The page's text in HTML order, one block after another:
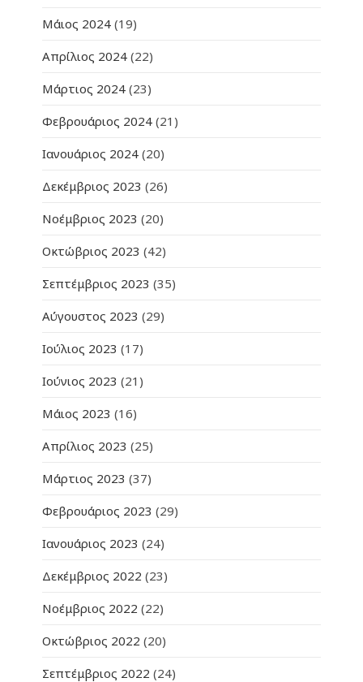
Μάιος 2024 (19)
Απρίλιος 2024 (22)
Μάρτιος 2024 (23)
Φεβρουάριος 2024 (21)
Ιανουάριος 2024 (20)
Δεκέμβριος 2023 (26)
Νοέμβριος 2023 (20)
Οκτώβριος 2023 (42)
Σεπτέμβριος 2023 (35)
Αύγουστος 2023 (29)
Ιούλιος 2023 (17)
Ιούνιος 2023 (21)
Μάιος 2023 (16)
Απρίλιος 2023 (25)
Μάρτιος 2023 (37)
Φεβρουάριος 2023 (29)
Ιανουάριος 2023 (24)
Δεκέμβριος 2022 (23)
Νοέμβριος 2022 (22)
Οκτώβριος 2022 (20)
Σεπτέμβριος 2022 (24)